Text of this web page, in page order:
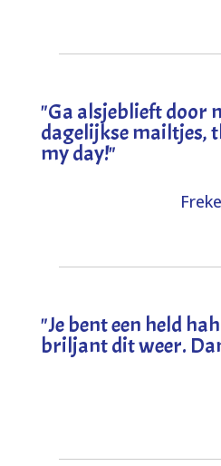
"Ga alsjeblieft door
dagelijkse mailtjes,
my day!"
"Je bent een held
briljant dit weer.